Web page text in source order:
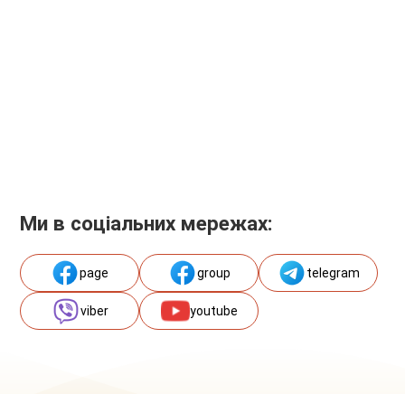
Ми в соціальних мережах:
page group telegram
viber youtube